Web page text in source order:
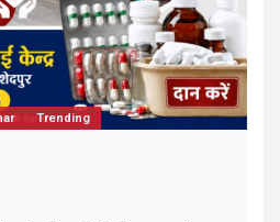
Sikh Community Trending